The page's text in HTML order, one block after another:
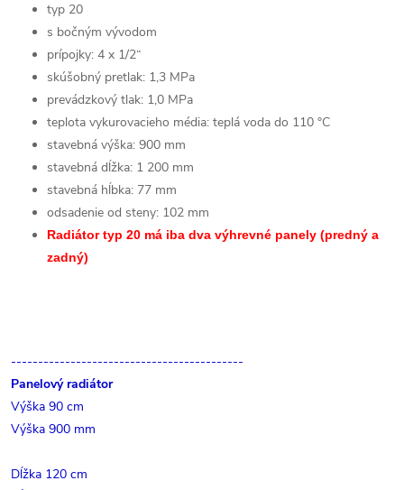
typ 20
s bočným vývodom
prípojky: 4 x 1/2“
skúšobný pretlak: 1,3 MPa
prevádzkový tlak: 1,0 MPa
teplota vykurovacieho média: teplá voda do 110 °C
stavebná výška: 900 mm
stavebná dĺžka: 1 200 mm
stavebná hĺbka: 77 mm
odsadenie od steny: 102 mm
Radiátor typ 20 má iba dva výhrevné panely (predný a
zadný)
-------------------------------------------
Panelový radiátor
Výška 90 cm
Výška 900 mm
Dĺžka 120 cm